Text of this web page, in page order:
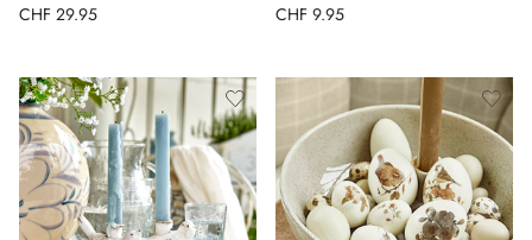
CHF 29.95 CHF 9.95